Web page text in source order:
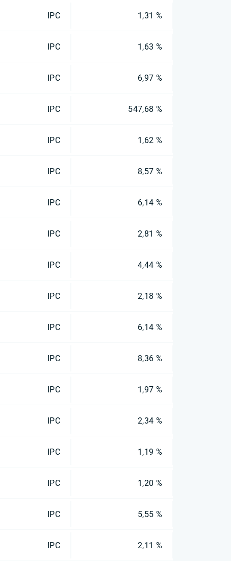
IPC 1,31 %
IPC 1,63 %
IPC 6,97 %
IPC 547,68 %
IPC 1,62 %
IPC 8,57 %
IPC 6,14 %
IPC 2,81 %
IPC 4,44 %
IPC 2,18 %
IPC 6,14 %
IPC 8,36 %
IPC 1,97 %
IPC 2,34 %
IPC 1,19 %
IPC 1,20 %
IPC 5,55 %
IPC 2,11 %